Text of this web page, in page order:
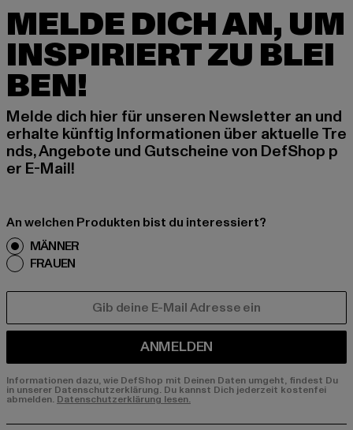
MELDE DICH AN, UM
INSPIRIERT ZU BLEI
BEN!
Melde dich hier für unseren Newsletter an und
erhalte künftig Informationen über aktuelle Tre
nds, Angebote und Gutscheine von DefShop p
er E-Mail!
An welchen Produkten bist du interessiert?
MÄNNER
FRAUEN
ANMELDEN
Informationen dazu, wie DefShop mit Deinen Daten umgeht, findest Du
in unserer Datenschutzerklärung. Du kannst Dich jederzeit kostenfei
abmelden. Datenschutzerklärung lesen.